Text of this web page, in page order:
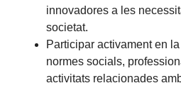
innovadores a les
societat.
Participar activament en
normes socials,
activitats relacionades